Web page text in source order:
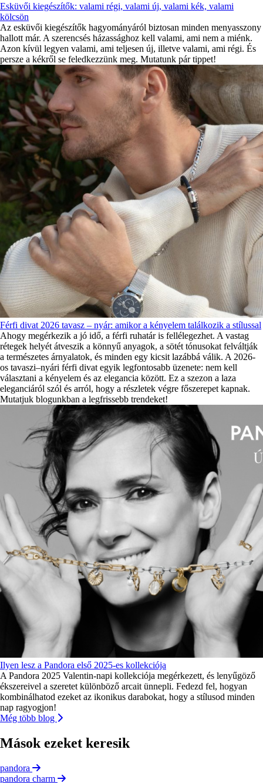
Esküvői kiegészítők: valami régi, valami új, valami kék, valami
kölcsön
Az esküvői kiegészítők hagyományáról biztosan minden menyasszony
hallott már. A szerencsés házassághoz kell valami, ami nem a miénk.
Azon kívül legyen valami, ami teljesen új, illetve valami, ami régi. És
persze a kékről se feledkezzünk meg. Mutatunk pár tippet!
Férfi divat 2026 tavasz – nyár: amikor a kényelem találkozik a stílussal
Ahogy megérkezik a jó idő, a férfi ruhatár is fellélegezhet. A vastag
rétegek helyét átveszik a könnyű anyagok, a sötét tónusokat felváltják
a természetes árnyalatok, és minden egy kicsit lazábbá válik. A 2026-
os tavaszi–nyári férfi divat egyik legfontosabb üzenete: nem kell
választani a kényelem és az elegancia között. Ez a szezon a laza
eleganciáról szól és arról, hogy a részletek végre főszerepet kapnak.
Mutatjuk blogunkban a legfrissebb trendeket!
Ilyen lesz a Pandora első 2025-es kollekciója
A Pandora 2025 Valentin-napi kollekciója megérkezett, és lenyűgöző
ékszereivel a szeretet különböző arcait ünnepli. Fedezd fel, hogyan
kombinálhatod ezeket az ikonikus darabokat, hogy a stílusod minden
nap ragyogjon!
Még több blog
Mások ezeket keresik
pandora
pandora charm